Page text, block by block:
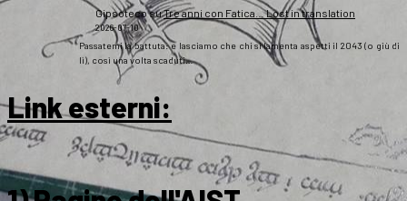
GipsotecosuTre anni con Fatica… Lost in translation
2026-07-10
Passatemi la battuta: e lasciamo che chi si lamenta aspetti il 2043 (o giù di
lì), così una volta scaduti…
Link esterni: